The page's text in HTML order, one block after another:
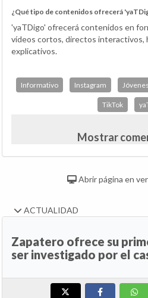
¿Qué tipo de contenidos ofrecerá
'yaTDigo' ofrecerá contenidos en
vídeos cortos, directos interactivos,
explicativos.
Informativo Instagram Jóvenes
TikTok
Mostrar
Abrir página en
ACTUALIDAD
Zapatero ofrece su
ser investigado por el